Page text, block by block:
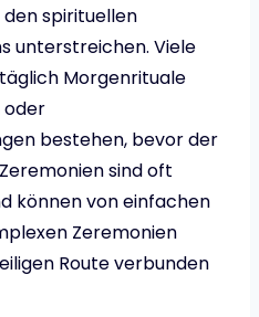
spirituellen
unterstreichen. Viele
Morgenrituale
oder
bestehen, bevor der
sind oft
können von einfachen
Zeremonien
Route verbunden